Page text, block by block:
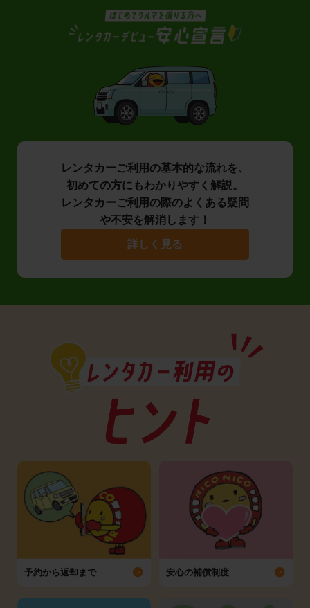
レンタカーご利用の基本的な流れを、
初めての方にもわかりやすく解説。
レンタカーご利用の際のよくある疑問
や不安を解消します！
詳しく見る
予約から返却まで 安心の補償制度